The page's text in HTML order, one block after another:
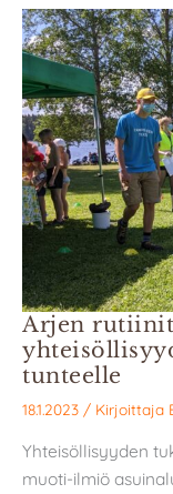
Arjen rutiinit
tunteelle
18.1.2023 / Kirjoittaja
Yhteisöllisyyden
muoti-ilmiö